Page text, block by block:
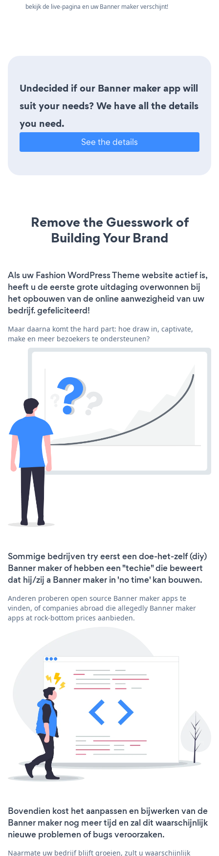
bekijk de live-pagina en uw Banner maker verschijnt!
Undecided if our Banner maker app will
suit your needs? We have all the details
you need.
See the details
Remove the Guesswork of
Building Your Brand
Als uw Fashion WordPress Theme website actief is,
heeft u de eerste grote uitdaging overwonnen bij
het opbouwen van de online aanwezigheid van uw
bedrijf. gefeliciteerd!
Maar daarna komt the hard part: hoe draw in, captivate,
make en meer bezoekers te ondersteunen?
Sommige bedrijven try eerst een doe-het-zelf (diy)
Banner maker of hebben een "techie" die beweert
dat hij/zij a Banner maker in 'no time' kan bouwen.
Anderen proberen open source Banner maker apps te
vinden, of companies abroad die allegedly Banner maker
apps at rock-bottom prices aanbieden.
Bovendien kost het aanpassen en bijwerken van de
Banner maker nog meer tijd en zal dit waarschijnlijk
nieuwe problemen of bugs veroorzaken.
Naarmate uw bedrijf blijft groeien, zult u waarschijnlijk